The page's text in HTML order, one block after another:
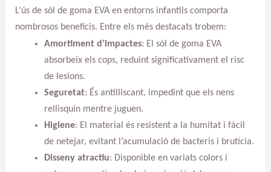
L’ús de sòl de goma EVA en entorns infantils comporta
nombrosos beneficis. Entre els més destacats trobem:
Amortiment d’impactes: El sòl de goma EVA
absorbeix els cops, reduint significativament el risc
de lesions.
Seguretat: És antilliscant, impedint que els nens
rellisquin mentre juguen.
Higiene: El material és resistent a la humitat i fàcil
de netejar, evitant l’acumulació de bacteris i brutícia.
Disseny atractiu: Disponible en variats colors i